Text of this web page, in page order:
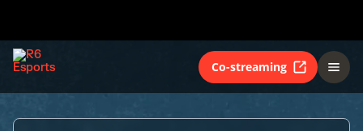
Co-streaming